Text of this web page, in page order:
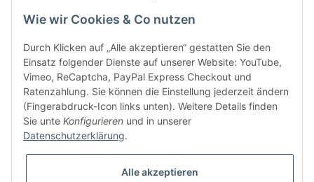
Bitte senden Sie mir entsprechend IhrerDatenschutzerklärung
* Alle Preise inkl. gesetzlicher USt., zzgl.
Wie wir Cookies & Co nutzen
Durch Klicken auf „Alle akzeptieren“ gestatten Sie den
Einsatz folgender Dienste auf unserer Website: YouTube,
Vimeo, ReCaptcha, PayPal Express Checkout und
Ratenzahlung. Sie können die Einstellung jederzeit ändern
(Fingerabdruck-Icon links unten). Weitere Details finden
Sie unte Konfigurieren und in unserer
Datenschutzerklärung.
Alle akzeptieren